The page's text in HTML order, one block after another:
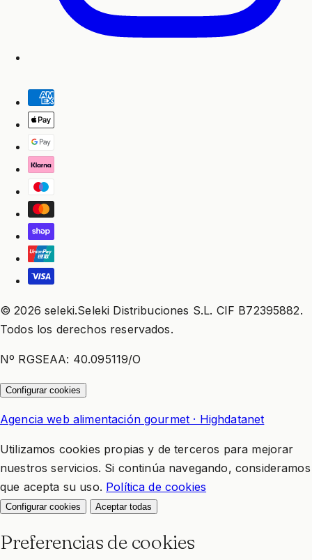
© 2026 seleki.Seleki Distribuciones S.L. CIF B72395882.
Todos los derechos reservados.
Nº RGSEAA: 40.095119/O
Configurar cookies
Agencia web alimentación gourmet · Highdatanet
Utilizamos cookies propias y de terceros para mejorar
nuestros servicios. Si continúa navegando, consideramos
que acepta su uso. Política de cookies
Configurar cookies Aceptar todas
Preferencias de cookies